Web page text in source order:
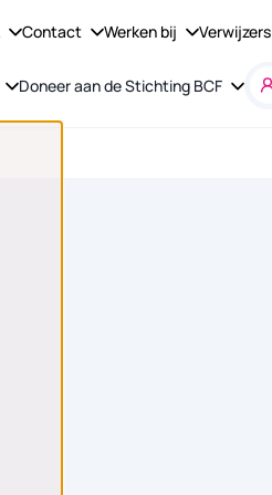
Contact Werken bij Verwijzers
Doneer aan de Stichting BCF